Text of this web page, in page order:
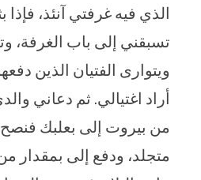
الذي فيه غرفتي آنئذ،
تسبقني إلى باب الغرفة،
ويتوارى الفتيان الذين
أراد اغتيالي. ثم دعاني
من بيروت إلى بعلبك
متجلد، ودفع إلى بمقدار